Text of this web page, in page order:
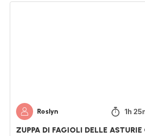
Roslyn 1h
ZUPPA DI FAGIOLI DELLE